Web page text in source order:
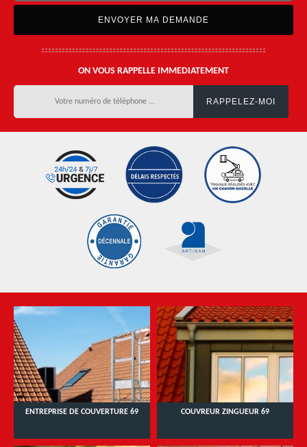
ON VOUS RAPPELLE IMMEDIATEMENT
ENTREPRISE DE COUVERTURE 69 COUVREUR ZINGUEUR 69